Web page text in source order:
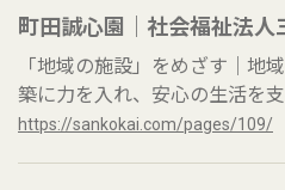
町田誠心園｜社会福祉法人
「地域の施設」をめざす｜地
築に力を入れ、安心の生活を
https://sankokai.com/pages/109/